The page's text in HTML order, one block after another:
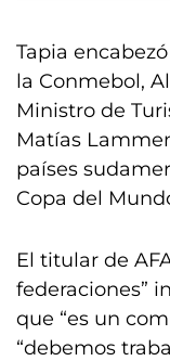
Tapia
la Conmebol,
Ministro de
Matías
países
Copa del
El titular de
federaciones”
que “es un
“debemos